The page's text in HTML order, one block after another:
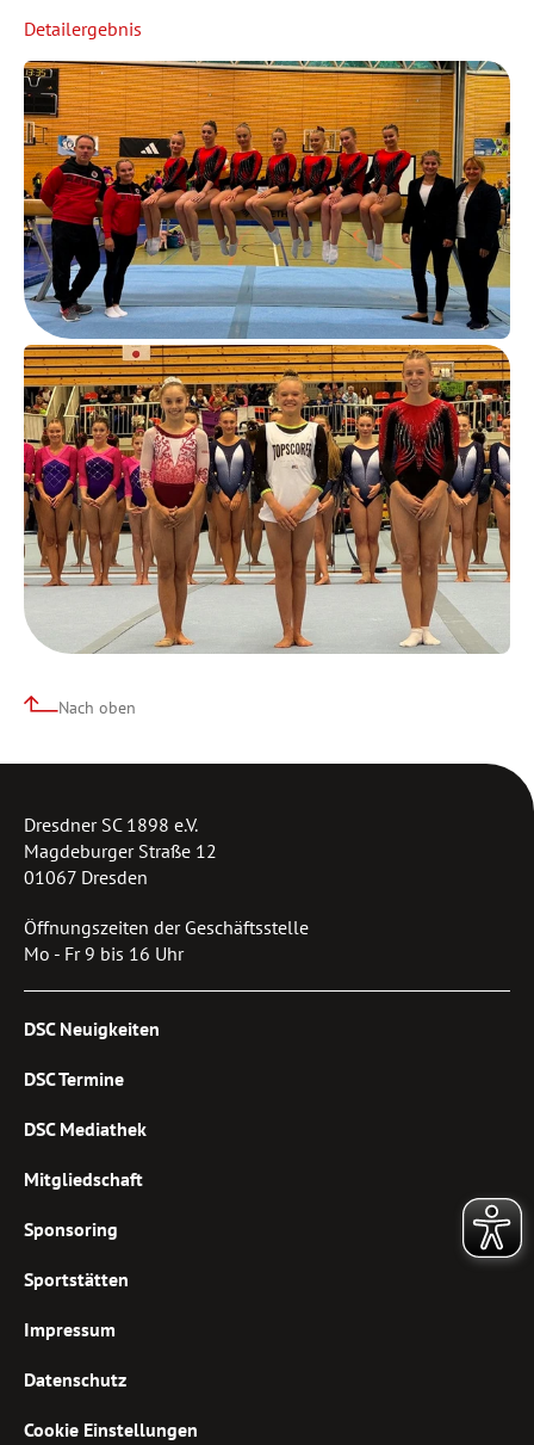
Detailergebnis
Nach oben
Dresdner SC 1898 e.V.
Magdeburger Straße 12
01067 Dresden
Öffnungszeiten der Geschäftsstelle
Mo - Fr 9 bis 16 Uhr
DSC Neuigkeiten
DSC Termine
DSC Mediathek
Mitgliedschaft
Sponsoring
Sportstätten
Impressum
Datenschutz
Cookie Einstellungen